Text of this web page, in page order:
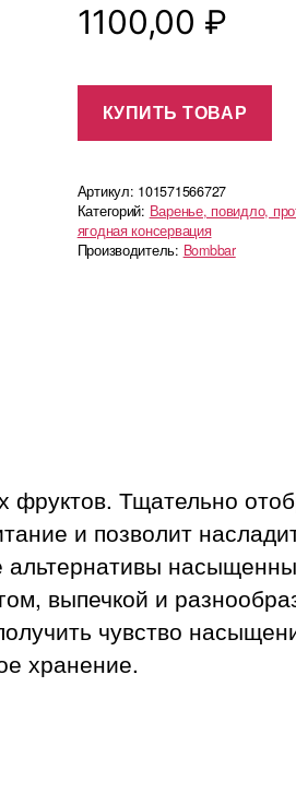
1100,00 ₽
КУПИТЬ ТОВАР
Артикул: 101571566727
Категорий: Варенье, повидло,
ягодная консервация
Производитель: Bombbar
фруктов. Тщательно
и позволит
выпечкой и
чувство
хранение.